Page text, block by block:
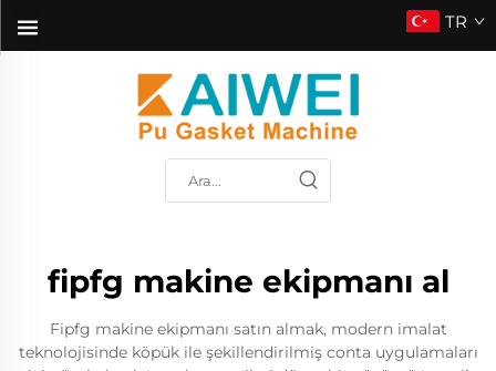
TR
fipfg makine ekipmanı al
Fipfg makine ekipmanı satın almak, modern imalat
teknolojisinde köpük ile şekillendirilmiş conta uygulamaları